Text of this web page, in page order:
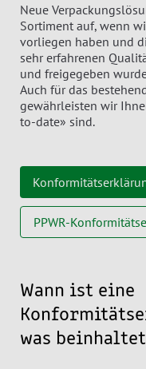
Neue
Sortiment auf, wenn
vorliegen haben und
sehr erfahrenen
und freigegeben
Auch für das
gewährleisten wir
to-date» sind.
PPWR-
Wann ist eine
was